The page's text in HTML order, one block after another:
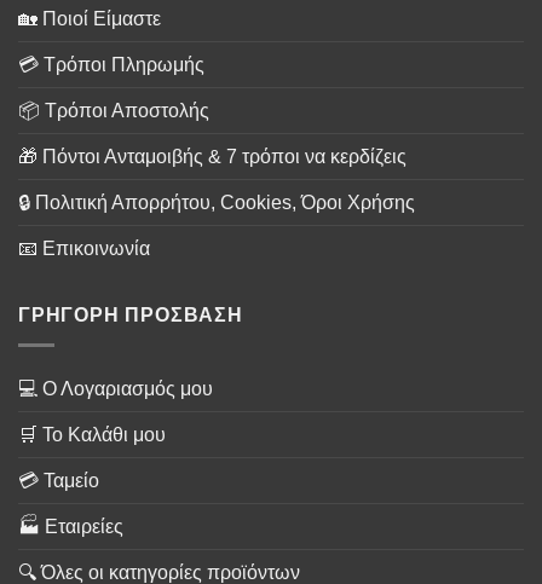
🏡 Ποιοί Είμαστε
💳 Τρόποι Πληρωμής
📦 Τρόποι Αποστολής
🎁 Πόντοι Ανταμοιβής & 7 τρόποι να κερδίζεις
🔒 Πολιτική Απορρήτου, Cookies, Όροι Χρήσης
📧 Επικοινωνία
ΓΡΗΓΟΡΗ ΠΡΟΣΒΑΣΗ
💻 Ο Λογαριασμός μου
🛒 Το Καλάθι μου
💳 Ταμείο
🏭 Εταιρείες
🔍 Όλες οι κατηγορίες προϊόντων